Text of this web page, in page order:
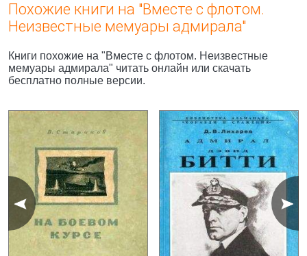
Похожие книги на "Вместе с флотом.
Неизвестные мемуары адмирала"
Книги похожие на "Вместе с флотом. Неизвестные
мемуары адмирала" читать онлайн или скачать
бесплатно полные версии.